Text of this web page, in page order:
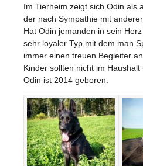
Im Tierheim zeigt sich Odin als
der nach Sympathie mit
Hat Odin jemanden in sein
sehr loyaler Typ mit dem man
immer einen treuen Begleiter
Kinder sollten nicht im Haushalt
Odin ist 2014 geboren.